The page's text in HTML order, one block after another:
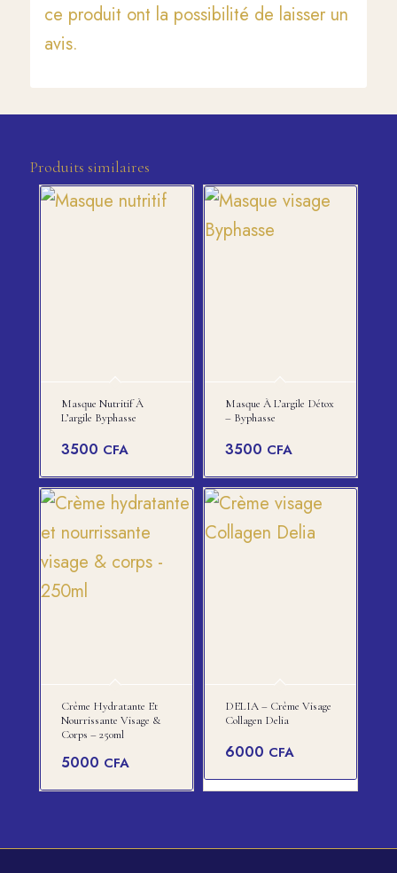
ce produit ont la possibilité de laisser un
avis.
Produits similaires
Masque Nutritif À
L’argile Byphasse
3500 CFA
Masque À L’argile Détox
– Byphasse
3500 CFA
Crème Hydratante Et
Nourrissante Visage &
Corps – 250ml
5000 CFA
DELIA – Crème Visage
Collagen Delia
6000 CFA